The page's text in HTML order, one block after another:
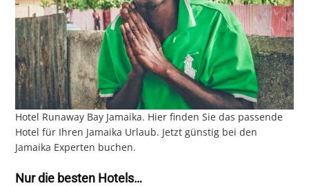
Hotel Runaway Bay Jamaika. Hier finden Sie das passende
Hotel für Ihren Jamaika Urlaub. Jetzt günstig bei den
Jamaika Experten buchen.
Nur die besten Hotels…